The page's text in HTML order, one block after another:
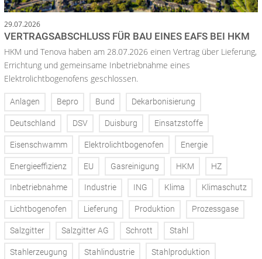
29.07.2026
VERTRAGSABSCHLUSS FÜR BAU EINES EAFS BEI HKM
HKM und Tenova haben am 28.07.2026 einen Vertrag über Lieferung,
Errichtung und gemeinsame Inbetriebnahme eines
Elektrolichtbogenofens geschlossen.
Anlagen Bepro Bund Dekarbonisierung
Deutschland DSV Duisburg Einsatzstoffe
Eisenschwamm Elektrolichtbogenofen Energie
Energieeffizienz EU Gasreinigung HKM HZ
Inbetriebnahme Industrie ING Klima Klimaschutz
Lichtbogenofen Lieferung Produktion Prozessgase
Salzgitter Salzgitter AG Schrott Stahl
Stahlerzeugung Stahlindustrie Stahlproduktion